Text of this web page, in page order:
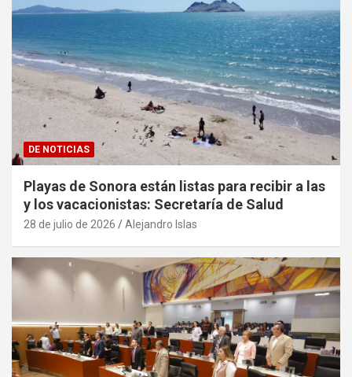
DE NOTICIAS
Playas de Sonora están listas para recibir a las
y los vacacionistas: Secretaría de Salud
28 de julio de 2026 Alejandro Islas